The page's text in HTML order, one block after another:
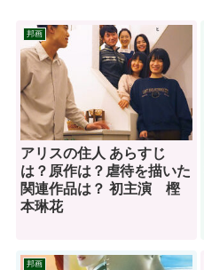
邦画
アリスの住人 あらすじ
は？原作は？虐待を描いた
関連作品は？ 初主演 樫
本琳花
邦画